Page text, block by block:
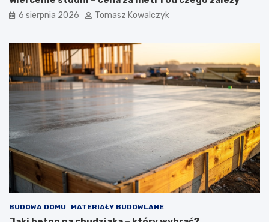
t
n
y
c
h
6 sierpnia 2026 Tomasz Kowalczyk
BUDOWA DOMU MATERIAŁY BUDOWLANE